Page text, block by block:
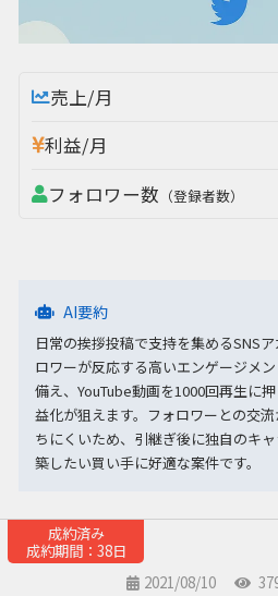
売上/月
利益/月
フォロワー数 （登録者数）
AI要約
日常の挨拶投稿で支持を集めるSNS
ロワーが反応する高いエンゲージメ
備え、YouTube動画を1000回再生に
益化が狙えます。フォロワーとの交
ちにくいため、引継ぎ後に独自のキ
築したい買い手に好適な案件です。
成約済み
成約期間：38日
2021/08/10